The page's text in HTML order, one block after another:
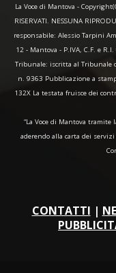
La Voce di Mantova -
RISERVATI. NESSUNA
responsabile: Alessio Tarpini
12 - Mantova - P.IVA, C.F. e
Tribunale: iscritta al Tribunale
n. 9363 Pubblicazione a
132X La testata fruisce dei
“La Voce di Mantova
aderendo alla carta dei
CONTATTI |